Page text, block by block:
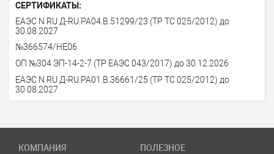
СЕРТИФИКАТЫ:
ЕАЭС N RU Д-RU.РА04.В.51299/23 (ТР ТС 025/2012) до
30.08.2027
№366574/НЕ06
ОП №304 ЭП-14-2-7 (ТР ЕАЭС 043/2017) до 30.12.2026
ЕАЭС N RU Д-RU.РА01.В.36661/25 (ТР ТС 025/2012) до
30.08.2027
КОМПАНИЯ
ПОЛЕЗНОЕ